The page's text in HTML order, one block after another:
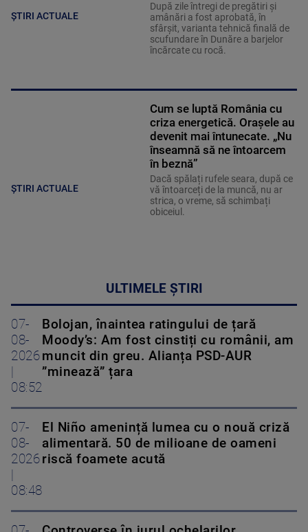
ȘTIRI ACTUALE
După zile întregi de pregătiri și
amânări a fost aprobată, în
sfârșit, varianta tehnică finală de
scufundare în Dunăre a barjelor
încărcate cu rocă.
ȘTIRI ACTUALE
Cum se luptă România cu
criza energetică. Orașele au
devenit mai întunecate. „Nu
înseamnă să ne întoarcem
în beznă”
Dacă spălați rufele seara, după ce
vă întoarceți de la muncă, nu ar
strica, o vreme, să schimbați
obiceiul.
ULTIMELE ȘTIRI
07-
08-
2026
08:52
Bolojan, înaintea ratingului de țară
Moody’s: Am fost cinstiți cu românii, am
muncit din greu. Alianța PSD-AUR
”minează” țara
07-
08-
2026
08:48
El Niño amenință lumea cu o nouă criză
alimentară. 50 de milioane de oameni
riscă foamete acută